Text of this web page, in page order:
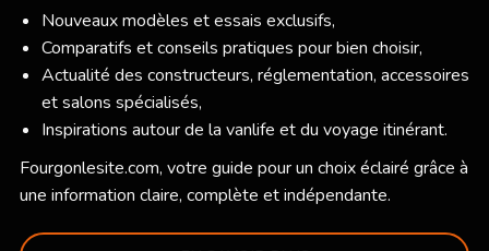
Nouveaux modèles et essais exclusifs,
Comparatifs et conseils pratiques pour bien choisir,
Actualité des constructeurs, réglementation, accessoires
et salons spécialisés,
Inspirations autour de la vanlife et du voyage itinérant.
Fourgonlesite.com, votre guide pour un choix éclairé grâce à
une information claire, complète et indépendante.